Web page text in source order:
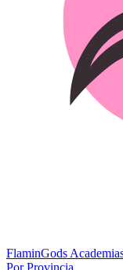
FlaminGods
Por Provincia